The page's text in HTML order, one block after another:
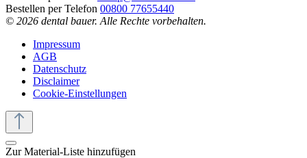
Bestellen per Telefon 00800 77655440
© 2026 dental bauer. Alle Rechte vorbehalten.
Impressum
AGB
Datenschutz
Disclaimer
Cookie-Einstellungen
Zur Material-Liste hinzufügen